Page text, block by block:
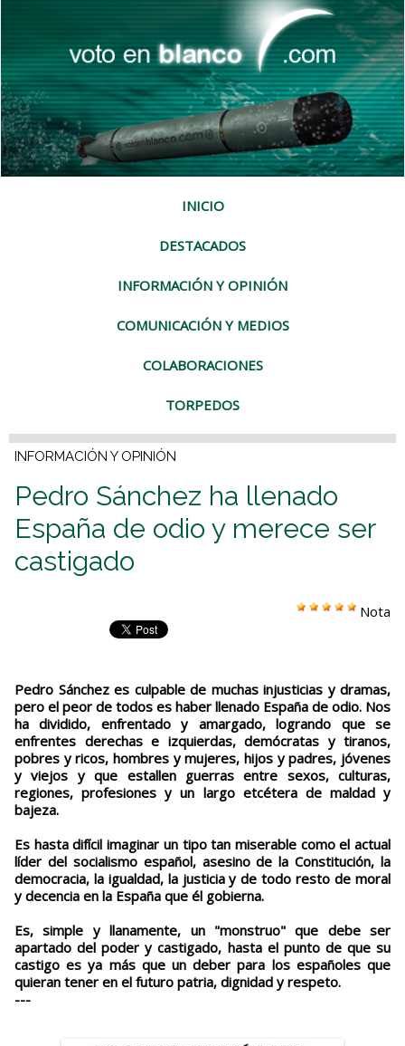
INICIO
DESTACADOS
INFORMACIÓN Y OPINIÓN
COMUNICACIÓN Y MEDIOS
COLABORACIONES
TORPEDOS
INFORMACIÓN Y OPINIÓN
Pedro Sánchez ha llenado
España de odio y merece ser
castigado
Nota
Pedro Sánchez es culpable de muchas injusticias y dramas,
pero el peor de todos es haber llenado España de odio. Nos
ha dividido, enfrentado y amargado, logrando que se
enfrentes derechas e izquierdas, demócratas y tiranos,
pobres y ricos, hombres y mujeres, hijos y padres, jóvenes
y viejos y que estallen guerras entre sexos, culturas,
regiones, profesiones y un largo etcétera de maldad y
bajeza.
Es hasta difícil imaginar un tipo tan miserable como el actual
líder del socialismo español, asesino de la Constitución, la
democracia, la igualdad, la justicia y de todo resto de moral
y decencia en la España que él gobierna.
Es, simple y llanamente, un "monstruo" que debe ser
apartado del poder y castigado, hasta el punto de que su
castigo es ya más que un deber para los españoles que
quieran tener en el futuro patria, dignidad y respeto.
---